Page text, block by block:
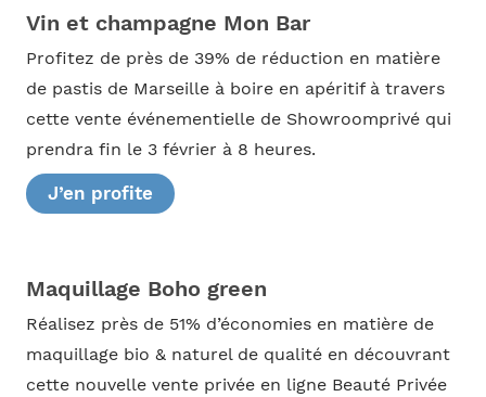
Vin et champagne Mon Bar
Profitez de près de 39% de réduction en matière
de pastis de Marseille à boire en apéritif à travers
cette vente événementielle de Showroomprivé qui
prendra fin le 3 février à 8 heures.
J’en profite
Maquillage Boho green
Réalisez près de 51% d’économies en matière de
maquillage bio & naturel de qualité en découvrant
cette nouvelle vente privée en ligne Beauté Privée